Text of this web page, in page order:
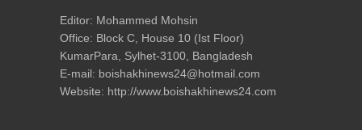
Editor: Mohammed Mohsin
Office: Block C, House 10 (Ist Floor)
KumarPara, Sylhet-3100, Bangladesh
E-mail: boishakhinews24@hotmail.com
Website: http://www.boishakhinews24.com